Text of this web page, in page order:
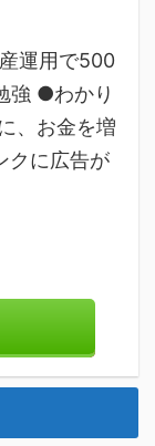
運用で500
強 ●わかり
、お金を増
クに広告が